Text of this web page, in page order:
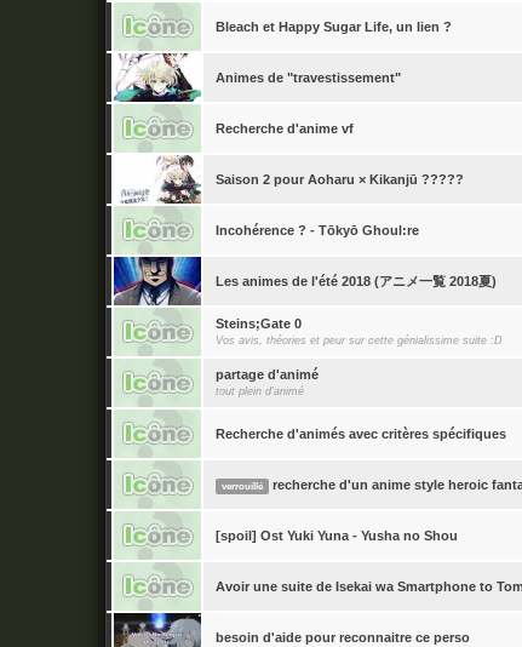
Bleach et Happy Sugar Life, un lien ?
Animes de "travestissement"
Recherche d'anime vf
Saison 2 pour Aoharu × Kikanjū ?????
Incohérence ? - Tōkyō Ghoul:re
Les animes de l'été 2018 (アニメ一覧 2018夏)
Steins;Gate 0
Vos avis, théories et peur sur cette génialissime suite :D
partage d'animé
tout plein d'animé
Recherche d'animés avec critères spécifiques
verrouillé recherche d'un anime style heroic
[spoil] Ost Yuki Yuna - Yusha no Shou
Avoir une suite de Isekai wa Smartphone to
besoin d'aide pour reconnaitre ce perso